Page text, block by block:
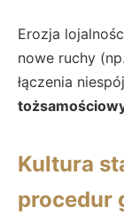
Erozja
nowe ruchy
łączenia
Kultura
procedur